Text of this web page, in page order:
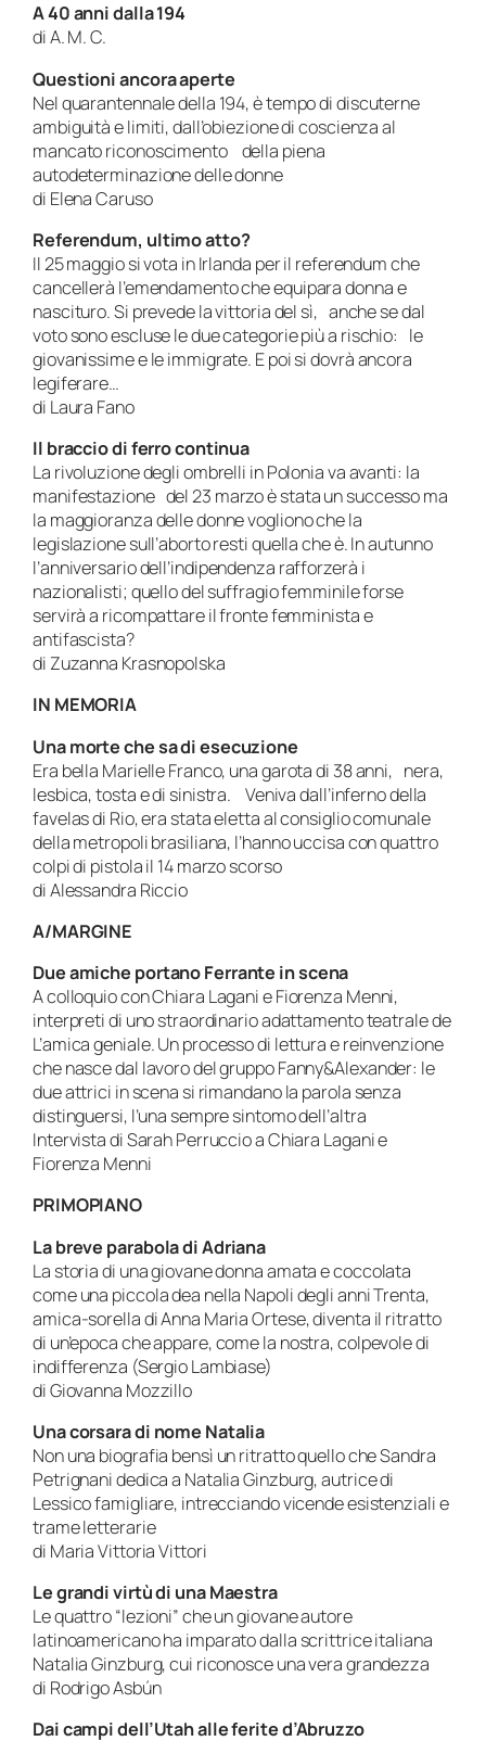
A 40 anni dalla 194
di A. M. C.
Questioni ancora aperte
Nel quarantennale della 194, è tempo di discuterne
ambiguità e limiti, dall’obiezione di coscienza al
mancato riconoscimento della piena
autodeterminazione delle donne
di Elena Caruso
Referendum, ultimo atto?
Il 25 maggio si vota in Irlanda per il referendum che
cancellerà l’emendamento che equipara donna e
nascituro. Si prevede la vittoria del sì, anche se dal
voto sono escluse le due categorie più a rischio: le
giovanissime e le immigrate. E poi si dovrà ancora
legiferare…
di Laura Fano
Il braccio di ferro continua
La rivoluzione degli ombrelli in Polonia va avanti: la
manifestazione del 23 marzo è stata un successo ma
la maggioranza delle donne vogliono che la
legislazione sull’aborto resti quella che è. In autunno
l’anniversario dell’indipendenza rafforzerà i
nazionalisti; quello del suffragio femminile forse
servirà a ricompattare il fronte femminista e
antifascista?
di Zuzanna Krasnopolska
IN MEMORIA
Una morte che sa di esecuzione
Era bella Marielle Franco, una garota di 38 anni, nera,
lesbica, tosta e di sinistra. Veniva dall’inferno della
favelas di Rio, era stata eletta al consiglio comunale
della metropoli brasiliana, l’hanno uccisa con quattro
colpi di pistola il 14 marzo scorso
di Alessandra Riccio
A/MARGINE
Due amiche portano Ferrante in scena
A colloquio con Chiara Lagani e Fiorenza Menni,
interpreti di uno straordinario adattamento teatrale de
L’amica geniale. Un processo di lettura e reinvenzione
che nasce dal lavoro del gruppo Fanny&Alexander: le
due attrici in scena si rimandano la parola senza
distinguersi, l’una sempre sintomo dell’altra
Intervista di Sarah Perruccio a Chiara Lagani e
Fiorenza Menni
PRIMOPIANO
La breve parabola di Adriana
La storia di una giovane donna amata e coccolata
come una piccola dea nella Napoli degli anni Trenta,
amica-sorella di Anna Maria Ortese, diventa il ritratto
di un’epoca che appare, come la nostra, colpevole di
indifferenza (Sergio Lambiase)
di Giovanna Mozzillo
Una corsara di nome Natalia
Non una biografia bensì un ritratto quello che Sandra
Petrignani dedica a Natalia Ginzburg, autrice di
Lessico famigliare, intrecciando vicende esistenziali e
trame letterarie
di Maria Vittoria Vittori
Le grandi virtù di una Maestra
Le quattro “lezioni” che un giovane autore
latinoamericano ha imparato dalla scrittrice italiana
Natalia Ginzburg, cui riconosce una vera grandezza
di Rodrigo Asbún
Dai campi dell’Utah alle ferite d’Abruzzo